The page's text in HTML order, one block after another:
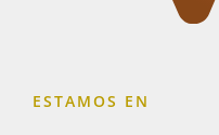
ESTAMOS EN